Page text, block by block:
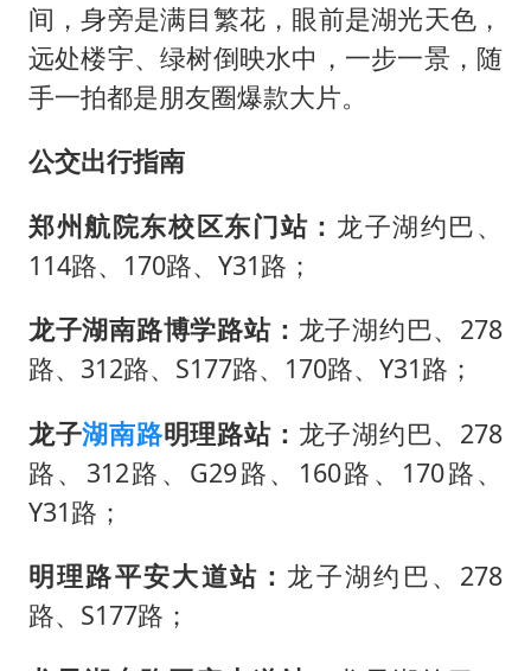
间，身旁是满目繁花，眼前是湖光天色，
远处楼宇、绿树倒映水中，一步一景，随
手一拍都是朋友圈爆款大片。
公交出行指南
郑州航院东校区东门站： 龙子湖约巴、
114路、170路、Y31路；
龙子湖南路博学路站： 龙子湖约巴、278
路、312路、S177路、170路、Y31路；
龙子湖南路明理路站： 龙子湖约巴、278
路、312路、G29路、160路、170路、
Y31路；
明理路平安大道站： 龙子湖约巴、278
路、S177路；